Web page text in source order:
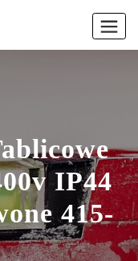
IP44
415-